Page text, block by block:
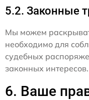
5.2. Законные
Мы можем
необходимо для
судебных
законных интересов.
6. Ваше